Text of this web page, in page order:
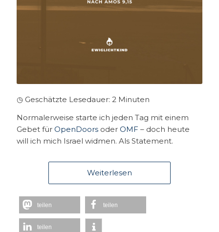
◷ Geschätzte Lesedauer: 2 Minuten
Normalerweise starte ich jeden Tag mit einem
Gebet für OpenDoorsoder OMF – doch heute
will ich mich Israel widmen. Als Statement.
Weiterlesen
teilen teilen
teilen